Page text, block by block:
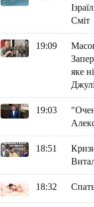
Сміт
19:09
яке
19:03
18:51
18:32